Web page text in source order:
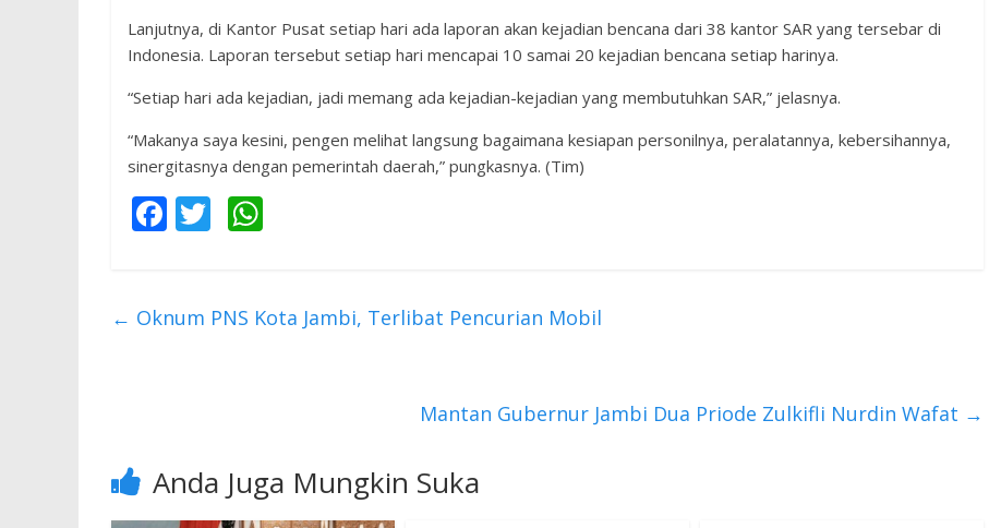
Lanjutnya, di Kantor Pusat setiap hari ada laporan akan kejadian bencana dari 38 kantor SAR yang tersebar di
Indonesia. Laporan tersebut setiap hari mencapai 10 samai 20 kejadian bencana setiap harinya.
“Setiap hari ada kejadian, jadi memang ada kejadian-kejadian yang membutuhkan SAR,” jelasnya.
“Makanya saya kesini, pengen melihat langsung bagaimana kesiapan personilnya, peralatannya, kebersihannya,
sinergitasnya dengan pemerintah daerah,” pungkasnya. (Tim)
F
b
T
er s
← Oknum PNS Kota Jambi, Terlibat Pencurian Mobil
Mantan Gubernur Jambi Dua Priode Zulkifli Nurdin Wafat →
Anda Juga Mungkin Suka